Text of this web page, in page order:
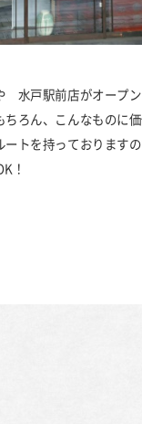
水戸駅前店がオープン
ろん、こんなものに
トを持っております
！